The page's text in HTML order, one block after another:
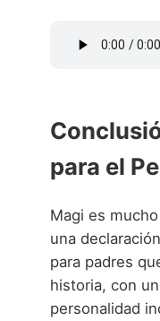
para el
Magi es
una
para padres
historia, con
personalidad